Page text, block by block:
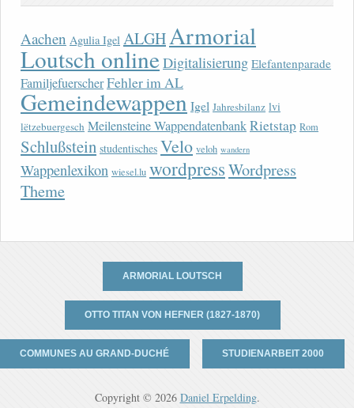
Aachen Agulia Igel ALGHArmorial
Loutsch onlineDigitalisierung Elefantenparade
FamiljefuerscherFehler im AL
Gemeindewappen Igel Jahresbilanz lvi
lëtzebuergesch Meilensteine WappendatenbankRietstap Rom
Schlußstein studentisches Velo veloh wandern
Wappenlexikon wiesel.lu wordpressWordpress
Theme
ARMORIAL LOUTSCH
OTTO TITAN VON HEFNER (1827-1870)
COMMUNES AU GRAND-DUCHÉ STUDIENARBEIT 2000
Copyright © 2026 Daniel Erpelding.